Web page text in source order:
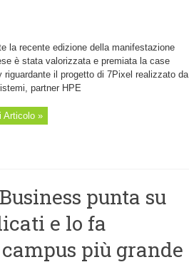
la recente edizione della manifestazione
è stata valorizzata e premiata la case
riguardante il progetto di 7Pixel realizzato da
partner HPE
Articolo »
punta su
e lo fa
più grande